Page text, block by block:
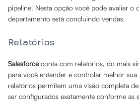
pipeline. Nesta opção você pode avaliar o
departamento está concluindo vendas.
Relatórios
Salesforceconta com relatórios, do mais
para você entender e controlar melhor sua
relatórios permitem uma visão completa
ser configurados exatamente conforme as